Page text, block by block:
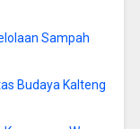
Sampah
Budaya Kalteng